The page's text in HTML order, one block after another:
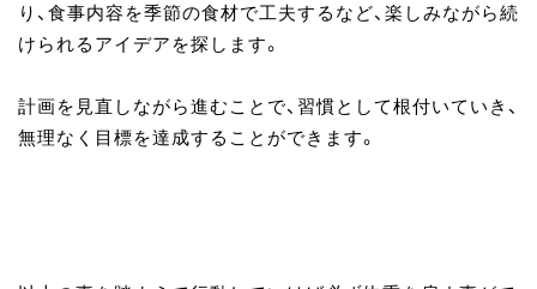
り、食事内容を季節の食材で工夫するなど、楽しみながら続
けられるアイデアを探します。
計画を見直しながら進むことで、習慣として根付いていき、
無理なく目標を達成することができます。